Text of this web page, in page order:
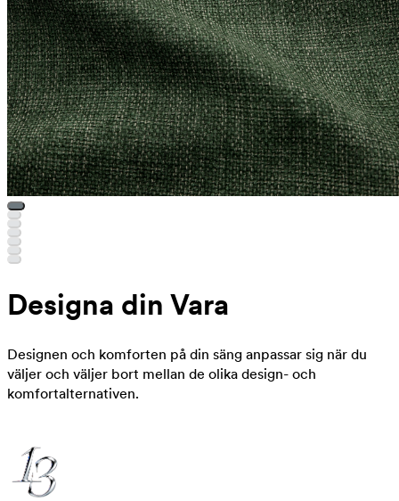
Designa din Vara
Designen och komforten på din säng anpassar sig när du
väljer och väljer bort mellan de olika design- och
komfortalternativen.